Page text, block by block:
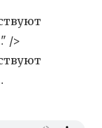
/>